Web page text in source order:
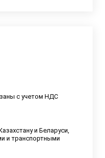
с учетом НДС
и Беларуси,
и транспортными